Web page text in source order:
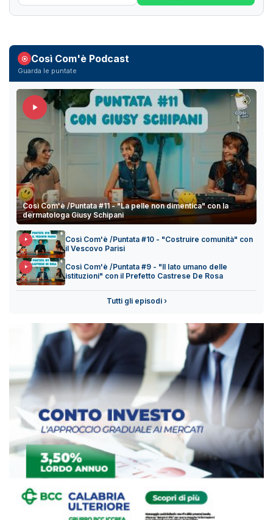
Così Com'è Podcast
Guarda le puntate
Così Com'è /Puntata #11 - "La pelle non dimentica" con la
dermatologa Giusy Schipani
Così Com'è /Puntata #10 - "Costruire comunità" con
il Vescovo Parisi
Così Com'è /Puntata #9 - "Il lato umano delle
istituzioni" con il Prefetto Castrese De Rosa
Tutti gli episodi ›